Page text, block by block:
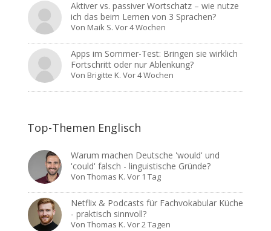
Aktiver vs. passiver Wortschatz – wie nutze
ich das beim Lernen von 3 Sprachen?
Von Maik S. Vor 4 Wochen
Apps im Sommer-Test: Bringen sie wirklich
Fortschritt oder nur Ablenkung?
Von Brigitte K. Vor 4 Wochen
Top-Themen Englisch
Warum machen Deutsche 'would' und
'could' falsch - linguistische Gründe?
VonThomas K. Vor 1 Tag
Netflix & Podcasts für Fachvokabular Küche
- praktisch sinnvoll?
VonThomas K. Vor 2 Tagen